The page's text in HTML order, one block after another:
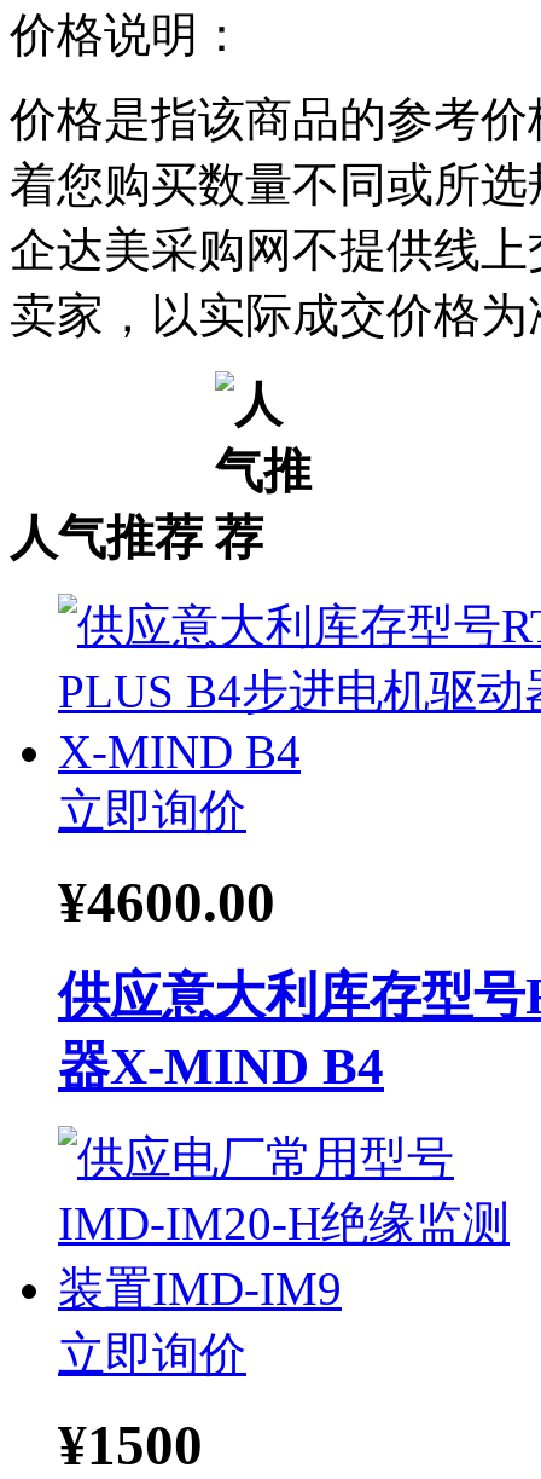
价格说明：
价格是指该商品的参考
着您购买数量不同或所
企达美采购网不提供线
卖家，以实际成交价格为
人气推荐
立即询价
¥4600.00
供应意大利库存型
器X-MIND B4
立即询价
¥1500